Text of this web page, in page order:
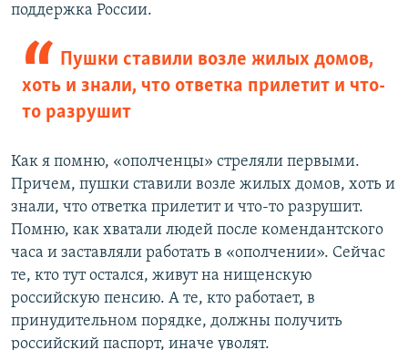
поддержка России.
Пушки ставили возле жилых домов,
хоть и знали, что ответка прилетит и что-
то разрушит
Как я помню, «ополченцы» стреляли первыми.
Причем, пушки ставили возле жилых домов, хоть и
знали, что ответка прилетит и что-то разрушит.
Помню, как хватали людей после комендантского
часа и заставляли работать в «ополчении». Сейчас
те, кто тут остался, живут на нищенскую
российскую пенсию. А те, кто работает, в
принудительном порядке, должны получить
российский паспорт, иначе уволят.